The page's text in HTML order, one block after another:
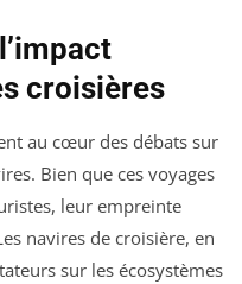
croisières
au cœur des débats sur
Bien que ces voyages
leur empreinte
navires de croisière, en
sur les écosystèmes